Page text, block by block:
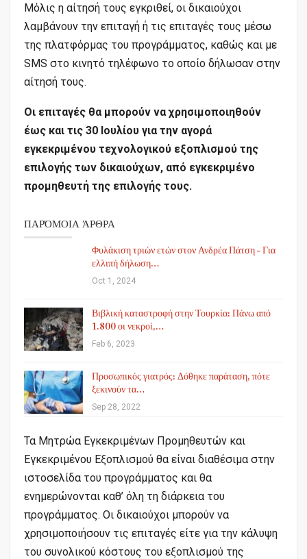
Μόλις η αίτησή τους εγκριθεί, οι δικαιούχοι
λαμβάνουν την επιταγή ή τις επιταγές τους μέσω
της πλατφόρμας του προγράμματος, καθώς και με
SMS στο κινητό τηλέφωνο το οποίο δήλωσαν στην
αίτησή τους.
Οι επιταγές θα μπορούν να χρησιμοποιηθούν
έως και τις 30 Ιουλίου για την αγορά
εγκεκριμένου τεχνολογικού εξοπλισμού της
επιλογής των δικαιούχων, από εγκεκριμένο
προμηθευτή της επιλογής τους.
ΠΑΡΌΜΟΙΑ ΆΡΘΡΑ
Φυλάκιση τριών ετών στον Ανδρέα Πάτση – Για
ελλιπή δήλωση…
Oct 1, 2024
Βιβλική καταστροφή στην Τουρκία: Πάνω από
1.800 οι νεκροί,…
Feb 6, 2023
Προσωπικός γιατρός: Δόθηκε παράταση, πότε
ξεκινούν τα…
Sep 28, 2022
Τα Μητρώα Εγκεκριμένων Προμηθευτών και
Εγκεκριμένου Εξοπλισμού θα είναι διαθέσιμα στην
ιστοσελίδα του προγράμματος και θα
ενημερώνονται καθ’ όλη τη διάρκεια του
προγράμματος. Οι δικαιούχοι μπορούν να
χρησιμοποιήσουν τις επιταγές είτε για την κάλυψη
του συνολικού κόστους του εξοπλισμού της